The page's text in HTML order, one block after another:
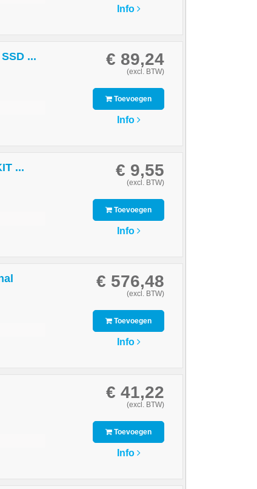
Info
... € 89,24
(excl. BTW)
Toevoegen
Info
... € 9,55
(excl. BTW)
Toevoegen
Info
€ 576,48
(excl. BTW)
Toevoegen
Info
€ 41,22
(excl. BTW)
Toevoegen
Info